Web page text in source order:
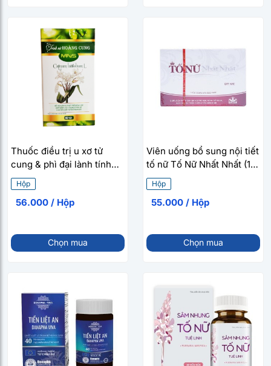
Thuốc điều trị u xơ tử
cung & phì đại lành tính
tuyến tiền liệt Trinh nữ
Hoàng Cung MNS (60
viên/hộp)
Hộp
56.000 / Hộp
Chọn mua
Viên uống bổ sung nội tiết
tố nữ Tố Nữ Nhất Nhất (10
viên/hộp)
Hộp
55.000 / Hộp
Chọn mua